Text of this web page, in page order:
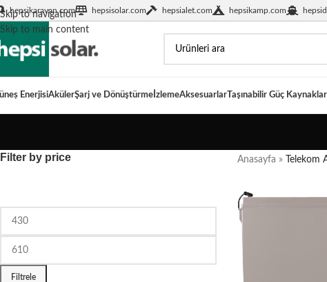
Skip to navigation
Skip to main content
hepsikaravan.com hepsisolar.com hepsialet.com hepsikamp.com
EnerjisiAkülerŞarj ve Dönüştürme İzlemeAksesuarlarTaşınabilir Güç
Filter by price
Filtrele
Anasayfa » Telekom